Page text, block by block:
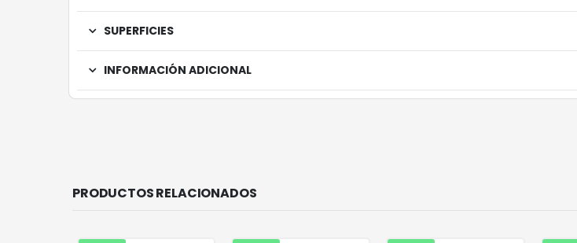
SUPERFICIES
INFORMACIÓN ADICIONAL
PRODUCTOS RELACIONADOS